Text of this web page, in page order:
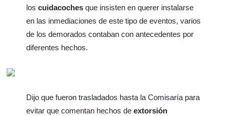
loscuidacochesque insisten en querer instalarse
en las inmediaciones de este tipo de eventos, varios
de los demorados contaban con antecedentes por
diferentes hechos.
Dijo que fueron trasladados hasta la Comisaría para
evitar que comentan hechos deextorsión